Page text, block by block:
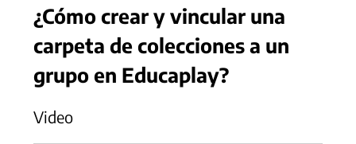
¿Cómo crear y vincular una
carpeta de colecciones a un
grupo en Educaplay?
Video